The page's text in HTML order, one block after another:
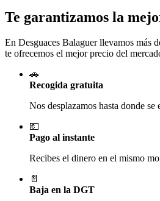
Te garantizamos la
En Desguaces Balaguerllevamos más
te ofrecemos el mejor precio del
🚗
Recogida gratuita
Nos desplazamos hasta donde
💶
Pago al instante
Recibes el dinero en el mismo
📄
Baja en la DGT